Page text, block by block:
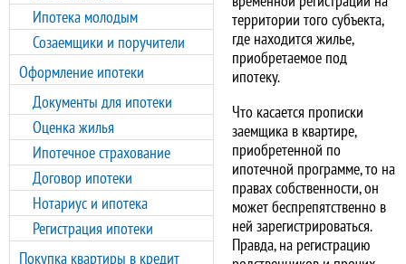
Ипотека молодым
Созаемщики и поручители
Оформление ипотеки
Документы для ипотеки
Оценка жилья
Ипотечное страхование
Договор ипотеки
Нотариус и ипотека
Регистрация ипотеки
Покупка квартиры в кредит
территории того субъекта,
где находится жилье,
приобретаемое под
ипотеку.
Что касается прописки
заемщика в квартире,
приобретенной по
ипотечной программе, то на
правах собственности, он
может беспрепятственно в
ней зарегистрироваться.
Правда, на регистрацию